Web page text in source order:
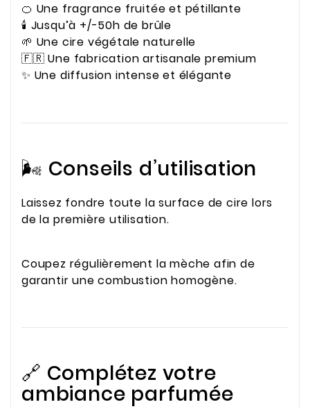
🍊 Une fragrance fruitée et pétillante
🕯️ Jusqu’à +/-50h de brûle
🌱 Une cire végétale naturelle
🇫🇷 Une fabrication artisanale premium
✨ Une diffusion intense et élégante
🌬️ Conseils d’utilisation
Laissez fondre toute la surface de cire lors
de la première utilisation.
Coupez régulièrement la mèche afin de
garantir une combustion homogène.
🔗 Complétez votre
ambiance parfumée